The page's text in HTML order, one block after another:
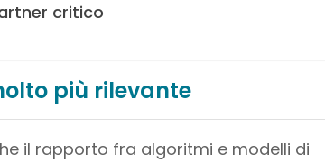
critico
più rilevante
il rapporto fra algoritmi e modelli di